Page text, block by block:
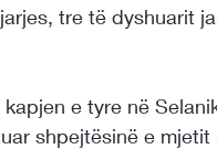
tre të dyshuarit
e tyre në
shpejtësinë e